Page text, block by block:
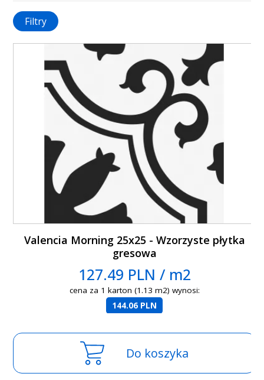
Filtry
Valencia Morning 25x25 - Wzorzyste płytka
gresowa
127.49 PLN / m2
cena za 1 karton (1.13 m2) wynosi:
144.06 PLN
Do koszyka